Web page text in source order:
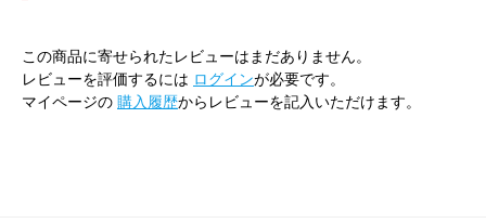
この商品に寄せられたレビューはまだありません。
レビューを評価するには ログインが必要です。
マイページの 購入履歴からレビューを記入いただけます。